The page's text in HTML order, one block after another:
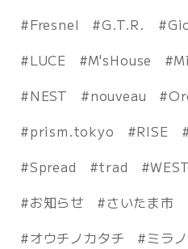
Fresnel
G.T.R.
LUCE
M'sHouse
NEST
nouveau
prism.tokyo
RISE
Spread
trad WEST
お知らせ
さいたま市
オウチノカタチ
ミラノ